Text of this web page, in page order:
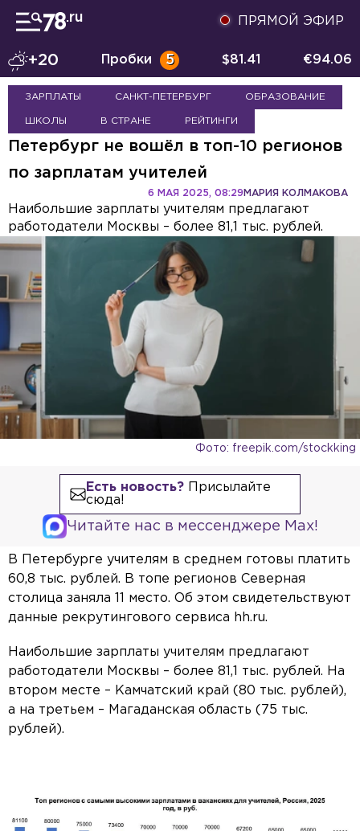
ПРЯМОЙ ЭФИР
+20 Пробки 5 $81.41 €94.06
ЗАРПЛАТЫ САНКТ-ПЕТЕРБУРГ ОБРАЗОВАНИЕ
ШКОЛЫ В СТРАНЕ РЕЙТИНГИ
Петербург не вошёл в топ-10 регионов
по зарплатам учителей
МАРИЯ КОЛМАКОВА
6 МАЯ 2025, 08:29
Наибольшие зарплаты учителям предлагают
работодатели Москвы – более 81,1 тыс. рублей.
Фото: freepik.com/stockking
Есть новость?Присылайте
сюда!
Читайте нас в мессенджере Max!
В Петербурге учителям в среднем готовы платить
60,8 тыс. рублей. В топе регионов Северная
столица заняла 11 место. Об этом свидетельствуют
данные рекрутингового сервиса hh.ru.
Наибольшие зарплаты учителям предлагают
работодатели Москвы – более 81,1 тыс. рублей. На
втором месте – Камчатский край (80 тыс. рублей),
а на третьем – Магаданская область (75 тыс.
рублей).